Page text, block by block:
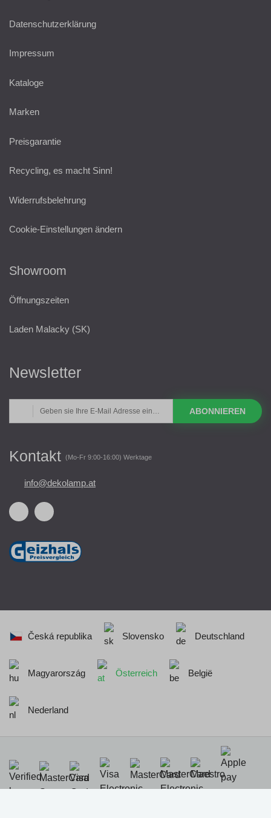
Datenschutzerklärung
Impressum
Kataloge
Marken
Preisgarantie
Recycling, es macht Sinn!
Widerrufsbelehrung
Cookie-Einstellungen ändern
Showroom
Öffnungszeiten
Laden Malacky (SK)
Newsletter
ABONNIEREN
Kontakt (Mo-Fr 9:00-16:00) Werktage
info@dekolamp.at
Česká republika Slovensko Deutschland
Magyarország Österreich België
Nederland